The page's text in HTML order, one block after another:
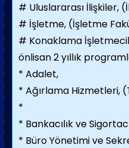
# Uluslararası İlişkiler,
# İşletme, (İşletme
# Konaklama
önlisan 2 yıllık
* Adalet,
* Ağırlama Hizmetleri,
*
* Bankacılık ve
* Büro Yönetimi ve